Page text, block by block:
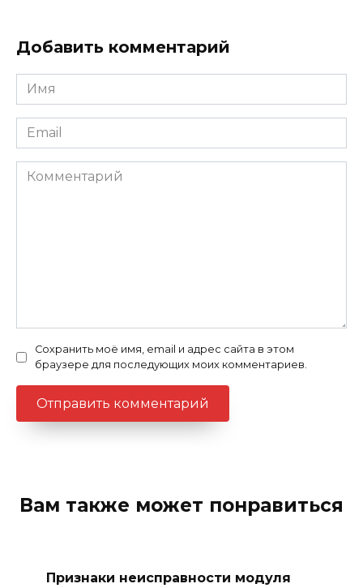
Добавить комментарий
Имя
Email
Комментарий
Сохранить моё имя, email и адрес сайта в этом
браузере для последующих моих комментариев.
Вам также может понравиться
Признаки неисправности модуля